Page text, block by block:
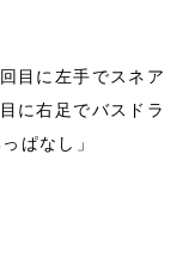
目に左手でスネア
に右足でバスドラ
ぱなし」